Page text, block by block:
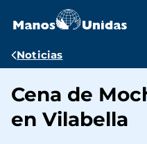
contenido
Ruta
navegación
Noticias
Cena de
en Vilabella